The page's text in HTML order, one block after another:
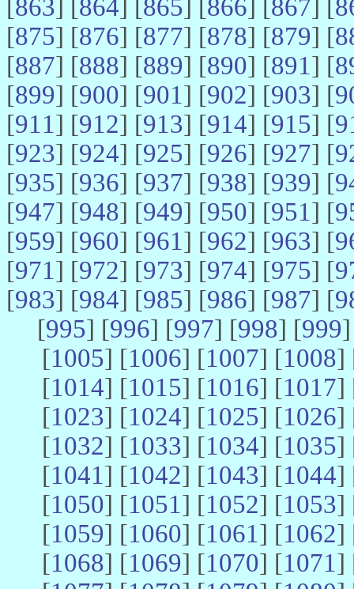
[863] [864] [865] [866] [867] [
[875] [876] [877] [878] [879] [
[887] [888] [889] [890] [891] [
[899] [900] [901] [902] [903] [
[911] [912] [913] [914] [915] [
[923] [924] [925] [926] [927] [
[935] [936] [937] [938] [939] [
[947] [948] [949] [950] [951] [
[959] [960] [961] [962] [963] [
[971] [972] [973] [974] [975] [
[983] [984] [985] [986] [987] [
[995] [996] [997] [998] [999
[1005] [1006] [1007] [1008]
[1014] [1015] [1016] [1017]
[1023] [1024] [1025] [1026]
[1032] [1033] [1034] [1035]
[1041] [1042] [1043] [1044]
[1050] [1051] [1052] [1053]
[1059] [1060] [1061] [1062]
[1068] [1069] [1070] [1071]